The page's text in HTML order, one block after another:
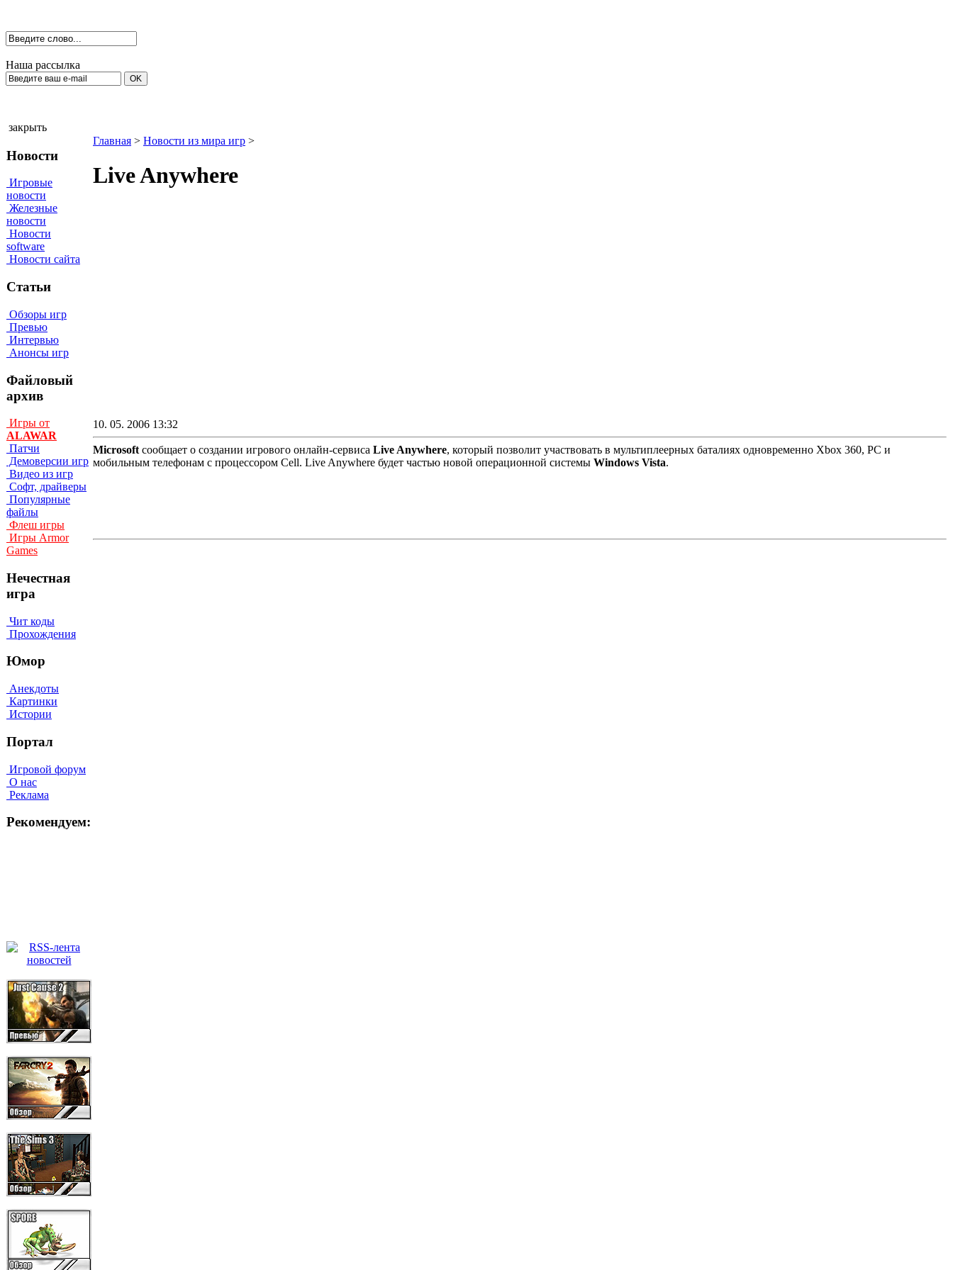
Наша рассылка
закрыть
Новости
Игровые
новости
Железные
новости
Новости
software
Новости сайта
Статьи
Обзоры игр
Превью
Интервью
Анонсы игр
Файловый
архив
Игры от
ALAWAR
Патчи
Демоверсии игр
Видео из игр
Софт, драйверы
Популярные
файлы
Флеш игры
Игры Armor
Games
Нечестная
игра
Чит коды
Прохождения
Юмор
Анекдоты
Картинки
Истории
Портал
Игровой форум
О нас
Реклама
Рекомендуем:
Главная > Новости из мира игр >
Live Anywhere
10. 05. 2006 13:32
Microsoft сообщает о создании игрового онлайн-сервиса Live Anywhere, который позволит участвовать в мультиплеерных баталиях одновременно Xbox 360, PC и
мобильным телефонам с процессором Cell. Live Anywhere будет частью новой операционной системы Windows Vista.